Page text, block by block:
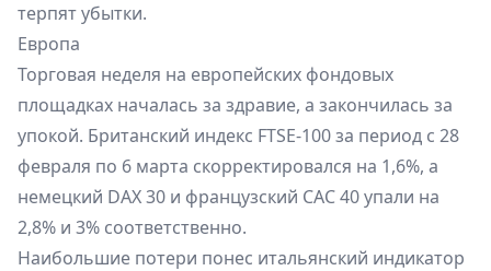
терпят убытки.
Европа
Торговая неделя на европейских фондовых
площадках началась за здравие, а закончилась за
упокой. Британский индекс FTSE-100 за период с 28
февраля по 6 марта скорректировался на 1,6%, а
немецкий DAX 30 и французский CAC 40 упали на
2,8% и 3% соответственно.
Наибольшие потери понес итальянский индикатор